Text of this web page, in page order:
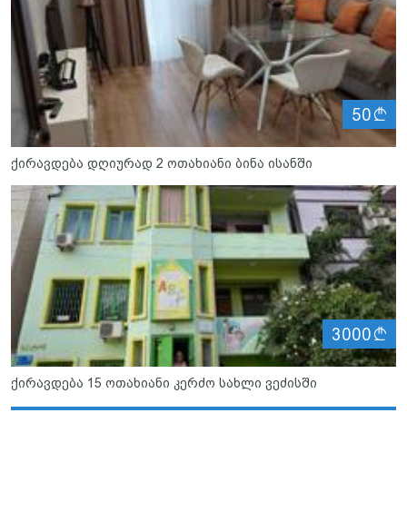
50
ქირავდება დღიურად 2 ოთახიანი ბინა ისანში
3000
ქირავდება 15 ოთახიანი კერძო სახლი ვეძისში